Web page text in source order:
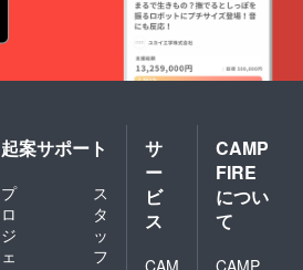
起案サポート
プ
ロ
ジ
ェ
ス
タ
ッ
フ
サ
ー
ビ
ス
CAM
CAMP
FIRE
につい
て
CAMP